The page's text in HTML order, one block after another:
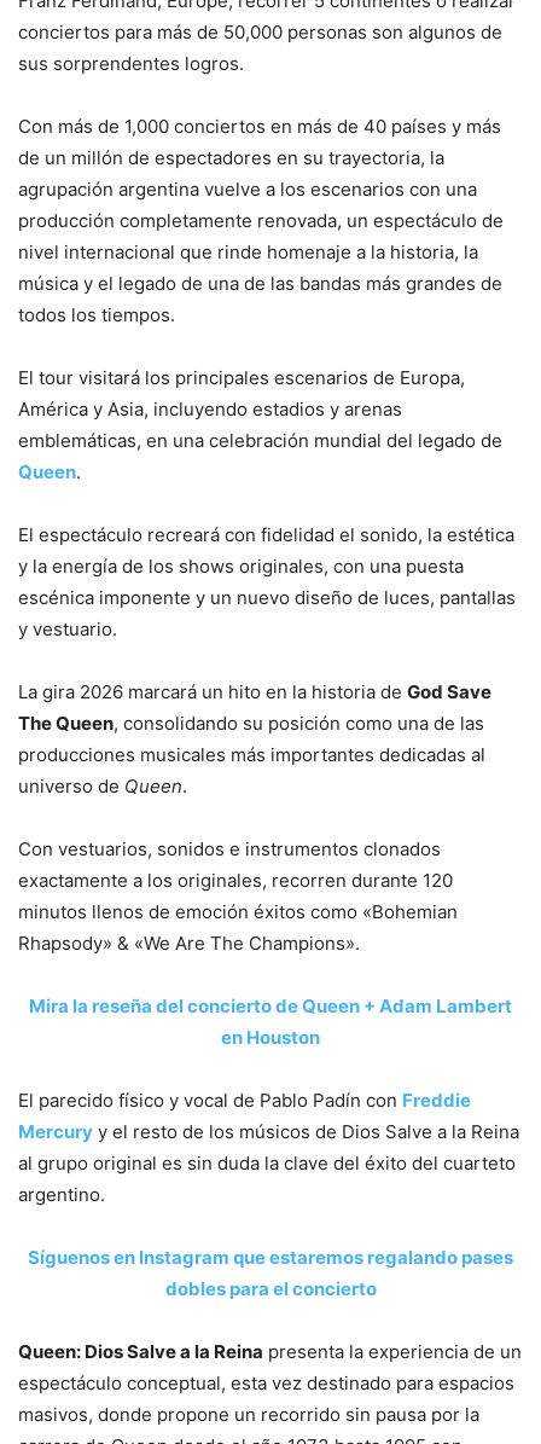
conciertos para más de 50,000 personas son algunos de
sus sorprendentes logros.
Con más de 1,000 conciertos en más de 40 países y más
de un millón de espectadores en su trayectoria, la
agrupación argentina vuelve a los escenarios con una
producción completamente renovada, un espectáculo de
nivel internacional que rinde homenaje a la historia, la
música y el legado de una de las bandas más grandes de
todos los tiempos.
El tour visitará los principales escenarios de Europa,
América y Asia, incluyendo estadios y arenas
emblemáticas, en una celebración mundial del legado de
Queen.
El espectáculo recreará con fidelidad el sonido, la estética
y la energía de los shows originales, con una puesta
escénica imponente y un nuevo diseño de luces, pantallas
y vestuario.
La gira 2026 marcará un hito en la historia de God Save
The Queen, consolidando su posición como una de las
producciones musicales más importantes dedicadas al
universo de Queen.
Con vestuarios, sonidos e instrumentos clonados
exactamente a los originales, recorren durante 120
minutos llenos de emoción éxitos como «Bohemian
Rhapsody» & «We Are The Champions».
Mira la reseña del concierto de Queen + Adam Lambert
en Houston
El parecido físico y vocal de Pablo Padín con Freddie
Mercury y el resto de los músicos de Dios Salve a la Reina
al grupo original es sin duda la clave del éxito del cuarteto
argentino.
Síguenos en Instagram que estaremos regalando pases
dobles para el concierto
Queen: Dios Salve a la Reina presenta la experiencia de un
espectáculo conceptual, esta vez destinado para espacios
masivos, donde propone un recorrido sin pausa por la